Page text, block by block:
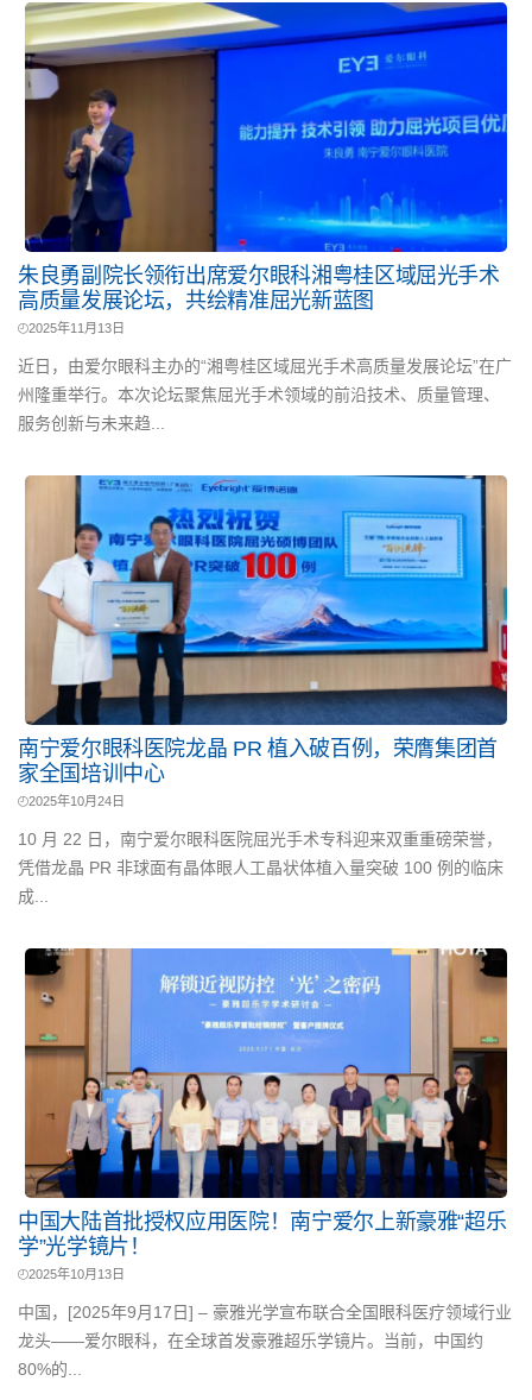
朱良勇副院长领衔出席爱尔眼科湘粤桂区域屈光手术
高质量发展论坛，共绘精准屈光新蓝图
2025年11月13日
近日，由爱尔眼科主办的“湘粤桂区域屈光手术高质量发展论坛”在广
州隆重举行。本次论坛聚焦屈光手术领域的前沿技术、质量管理、
服务创新与未来趋...
南宁爱尔眼科医院龙晶 PR 植入破百例，荣膺集团首
家全国培训中心
2025年10月24日
10 月 22 日，南宁爱尔眼科医院屈光手术专科迎来双重重磅荣誉，
凭借龙晶 PR 非球面有晶体眼人工晶状体植入量突破 100 例的临床
成...
中国大陆首批授权应用医院！南宁爱尔上新豪雅“超乐
学”光学镜片！
2025年10月13日
中国，[2025年9月17日] – 豪雅光学宣布联合全国眼科医疗领域行业
龙头——爱尔眼科，在全球首发豪雅超乐学镜片。当前，中国约
80%的...